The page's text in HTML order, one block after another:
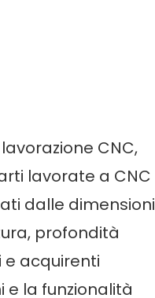
CNC,
lavorate a CNC
dalle dimensioni
profondità
acquirenti
la funzionalità